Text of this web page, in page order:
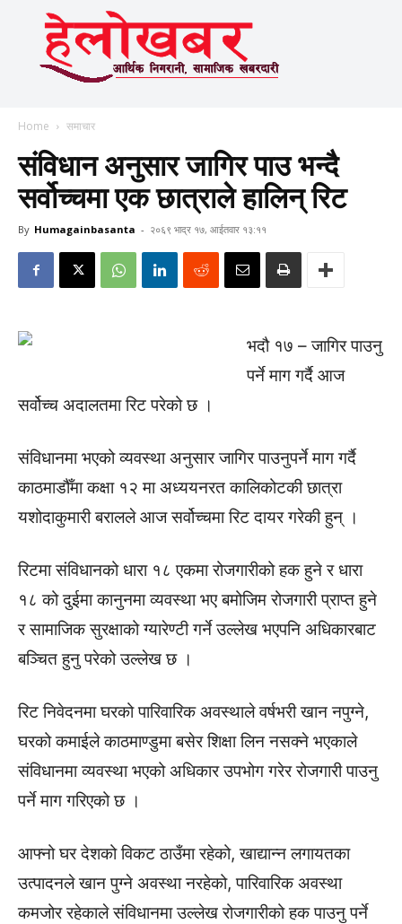
Home समाचार
संविधान अनुसार जागिर पाउ भन्दै
सर्वोच्चमा एक छात्राले हालिन् रिट
By Humagainbasanta - २०६९ भाद्र १७, आईतवार १३:११
भदौ १७ – जागिर पाउनु
पर्ने माग गर्दै आज
सर्वोच्च अदालतमा रिट परेको छ ।
संविधानमा भएको व्यवस्था अनुसार जागिर पाउनुपर्ने माग गर्दै
काठमाडौँमा कक्षा १२ मा अध्ययनरत कालिकोटकी छात्रा
यशोदाकुमारी बरालले आज सर्वोच्चमा रिट दायर गरेकी हुन् ।
रिटमा संविधानको धारा १८ एकमा रोजगारीको हक हुने र धारा
१८ को दुईमा कानुनमा व्यवस्था भए बमोजिम रोजगारी प्राप्त हुने
र सामाजिक सुरक्षाको ग्यारेण्टी गर्ने उल्लेख भएपनि अधिकारबाट
बञ्चित हुनु परेको उल्लेख छ ।
रिट निवेदनमा घरको पारिवारिक अवस्थाले वर्षभरी खान नपुग्ने,
घरको कमाईले काठमाण्डुमा बसेर शिक्षा लिन नसक्ने भएकाले
संविधानमा व्यवस्था भएको अधिकार उपभोग गरेर रोजगारी पाउनु
पर्ने माग गरिएको छ ।
आफ्नो घर देशको विकट ठाउँमा रहेको, खाद्यान्न लगायतका
उत्पादनले खान पुग्ने अवस्था नरहेको, पारिवारिक अवस्था
कमजोर रहेकाले संविधानमा उल्लेख रोजगारीको हक पाउनु पर्ने